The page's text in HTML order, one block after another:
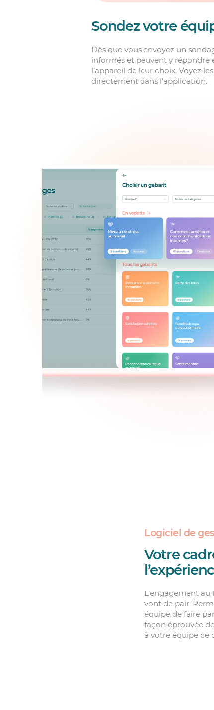
Sondez votre
Dès que vous envoyez un
informés et peuvent y répondre
l’appareil de leur choix. Voyez
directement dans l’application.
Logiciel de
Votre
L’engagement
vont de pair.
équipe de faire
façon éprouvée
à votre équipe ce